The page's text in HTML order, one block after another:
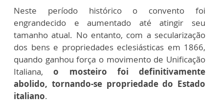
Neste período histórico o convento foi
engrandecido e aumentado até atingir seu
tamanho atual. No entanto, com a secularização
dos bens e propriedades eclesiásticas em 1866,
quando ganhou força o movimento de Unificação
Italiana,o mosteiro foi definitivamente
abolido, tornando-se propriedade do Estado
italiano.